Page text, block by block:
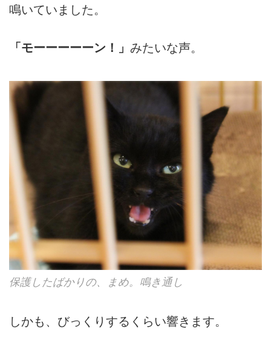
鳴いていました。
「モーーーーーン！」 みたいな声。
保護したばかりの、まめ。鳴き通し
しかも、びっくりするくらい響きます。